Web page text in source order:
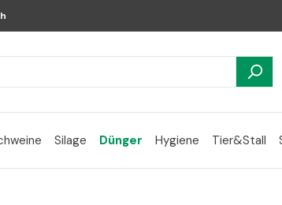
Silage Dünger Hygiene Tier&Stall